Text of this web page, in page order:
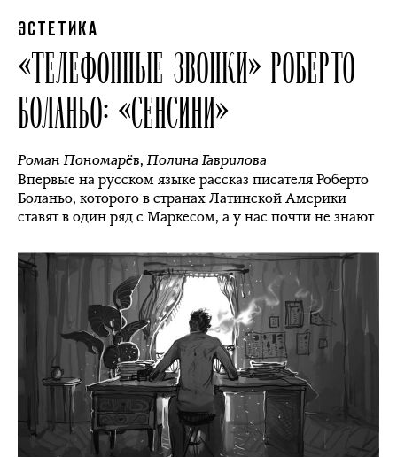
ЭСТЕТИКА
«ТЕЛЕФОННЫЕ ЗВОНКИ­» РОБЕРТО
БОЛАНЬО: «СЕНСИНИ»
Роман Пономарёв,Полина Гаврилова
Впервые на русском языке рассказ писателя Роберто
Боланьо, которого в странах Латинской Америки
ставят в один ряд с Маркесом, а у нас почти не знают